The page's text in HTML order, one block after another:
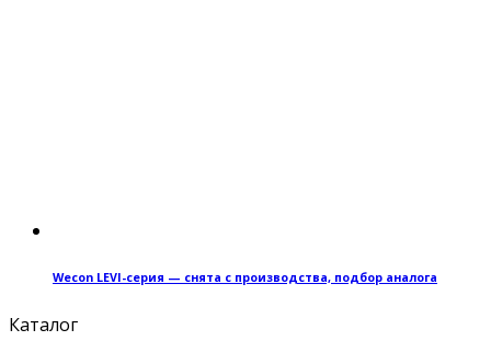
Wecon LEVI-серия — снята с производства, подбор аналога
Каталог